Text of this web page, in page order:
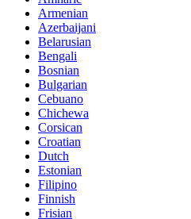
Armenian
Azerbaijani
Belarusian
Bengali
Bosnian
Bulgarian
Cebuano
Chichewa
Corsican
Croatian
Dutch
Estonian
Filipino
Finnish
Frisian